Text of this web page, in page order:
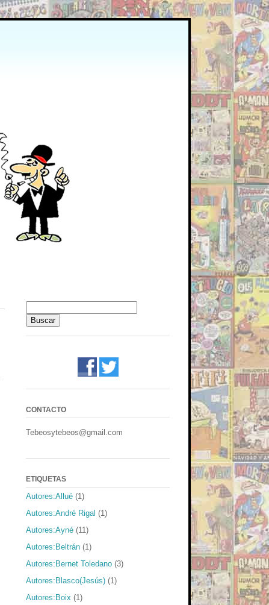
CONTACTO
Tebeosytebeos@gmail.com
ETIQUETAS
Autores:Allué (1)
Autores:André Rigal (1)
Autores:Ayné (11)
Autores:Beltrán (1)
Autores:Bernet Toledano (3)
Autores:Blasco(Jesús) (1)
Autores:Boix (1)